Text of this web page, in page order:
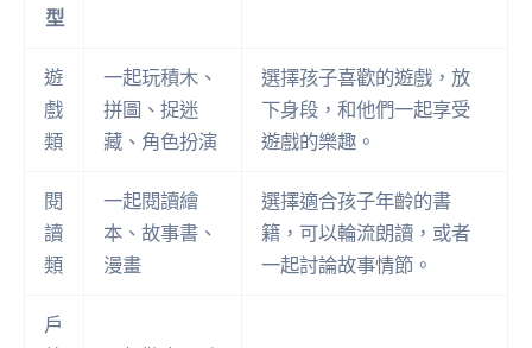
型
遊
戲
類
一起玩積木、
拼圖、捉迷
藏、角色扮演
選擇孩子喜歡的遊戲，放
下身段，和他們一起享受
遊戲的樂趣。
閱
讀
類
一起閱讀繪
本、故事書、
漫畫
選擇適合孩子年齡的書
籍，可以輪流朗讀，或者
一起討論故事情節。
戶